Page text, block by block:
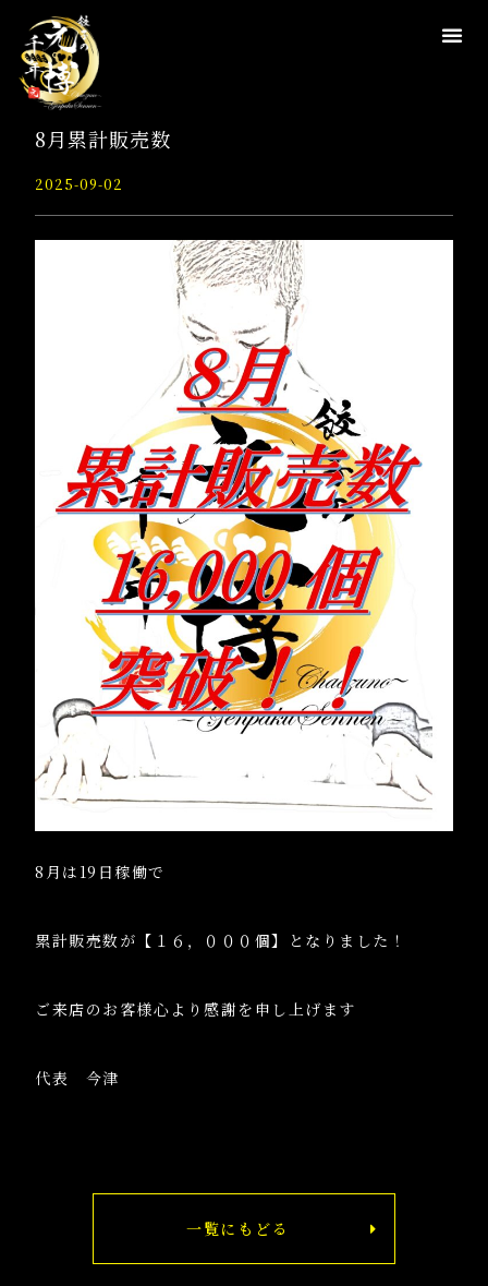
8月累計販売数
2025-09-02
8月は19日稼働で
累計販売数が【１６，０００個】となりました！
ご来店のお客様心より感謝を申し上げます
代表 今津
一覧にもどる